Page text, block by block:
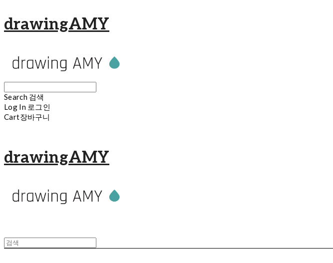
drawingAMY
Search 검색
Log In 로그인
Cart장바구니
drawingAMY